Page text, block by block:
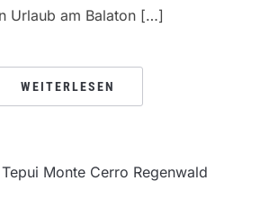
Urlaub am Balaton […]
WEITERLESEN